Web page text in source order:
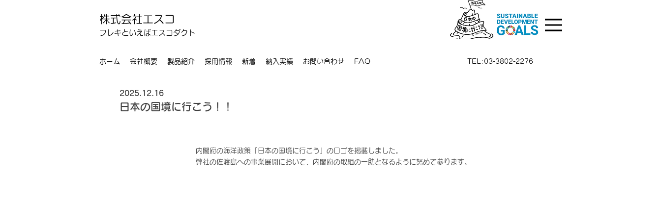
株式会社エスコ
フレキといえばエスコダクト
ホーム 会社概要 製品紹介 採用情報 新着 納入実績 お問い合わせ FAQ TEL:03-3802-2276
日本の国境に行こう！！
2025.12.16
内閣府の海洋政策「日本の国境に行こう」のロゴを掲載しました。
弊社の佐渡島への事業展開において、内閣府の取組の一助となるように努めて参ります。